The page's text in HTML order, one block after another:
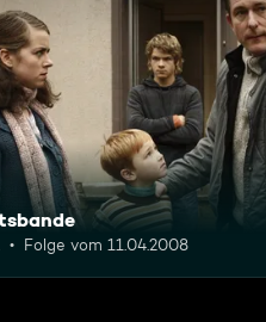
Folge vom 11.04.2008